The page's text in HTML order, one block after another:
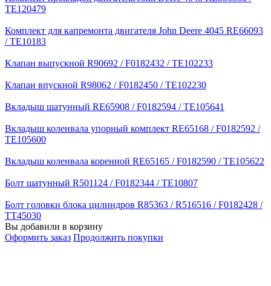
TE120479
Комплект для капремонта двигателя John Deere 4045 RE66093
/ TE10183
Клапан выпускной R90692 / F0182432 / TE102233
Клапан впускной R98062 / F0182450 / TE102230
Вкладыш шатунный RE65908 / F0182594 / TE105641
Вкладыш коленвала упорный комплект RE65168 / F0182592 /
TE105600
Вкладыш коленвала коренной RE65165 / F0182590 / TE105622
Болт шатунный R501124 / F0182344 / TE10807
Болт головки блока цилиндров R85363 / R516516 / F0182428 /
TT45030
Вы добавили в корзину
Оформить заказ Продолжить покупки